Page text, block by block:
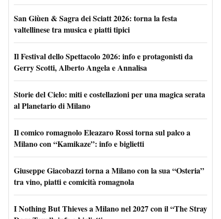
San Giùen & Sagra dei Sciatt 2026: torna la festa
valtellinese tra musica e piatti tipici
Il Festival dello Spettacolo 2026: info e protagonisti da
Gerry Scotti, Alberto Angela e Annalisa
Storie del Cielo: miti e costellazioni per una magica serata
al Planetario di Milano
Il comico romagnolo Eleazaro Rossi torna sul palco a
Milano con “Kamikaze”: info e biglietti
Giuseppe Giacobazzi torna a Milano con la sua “Osteria”
tra vino, piatti e comicità romagnola
I Nothing But Thieves a Milano nel 2027 con il “The Stray